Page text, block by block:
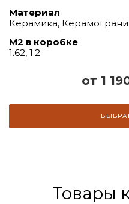
от 1
Материал
Керамика,
М2 в коробке
1.62, 1.2
Товары